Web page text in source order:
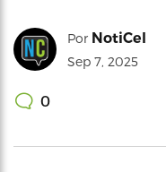
Por NotiCel
Sep 7, 2025
0